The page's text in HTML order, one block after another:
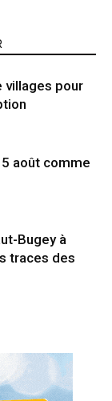
villages pour
août comme
Bugey à
traces des